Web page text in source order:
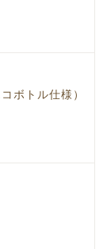
ボトル仕様）